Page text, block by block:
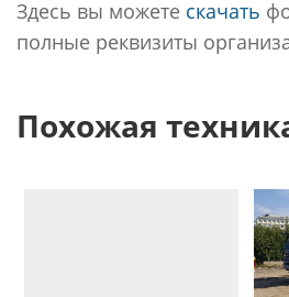
Здесь вы можете скачать
полные реквизиты
Похожая